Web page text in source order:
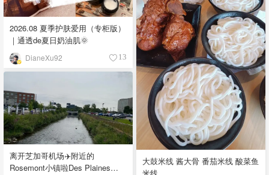
2026.08 夏季护肤爱用（专柜版）
｜通透de夏日奶油肌🌞
DianeXu92 13
大鼓米线 酱大骨 番茄米线 酸菜鱼
离开芝加哥机场✈️附近的
Rosemont小镇啦Des Plaines